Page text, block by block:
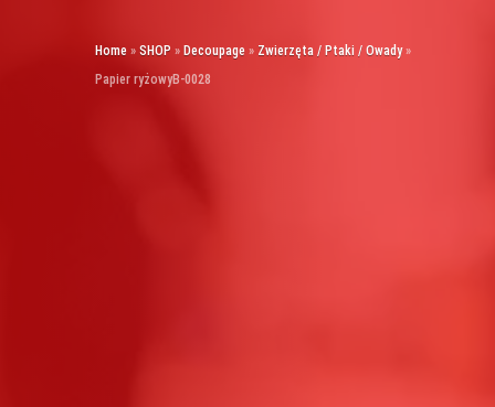
Home » SHOP » Decoupage » Zwierzęta / Ptaki / Owady »
Papier ryżowyB-0028